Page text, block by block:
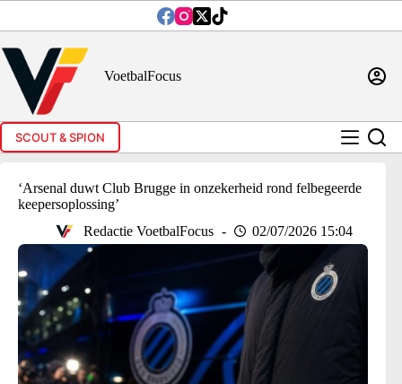
inhoud
VoetbalFocus
SCOUT & SPION
‘Arsenal duwt Club Brugge in onzekerheid rond felbegeerde
keepersoplossing’
Redactie VoetbalFocus
02/07/2026 15:04